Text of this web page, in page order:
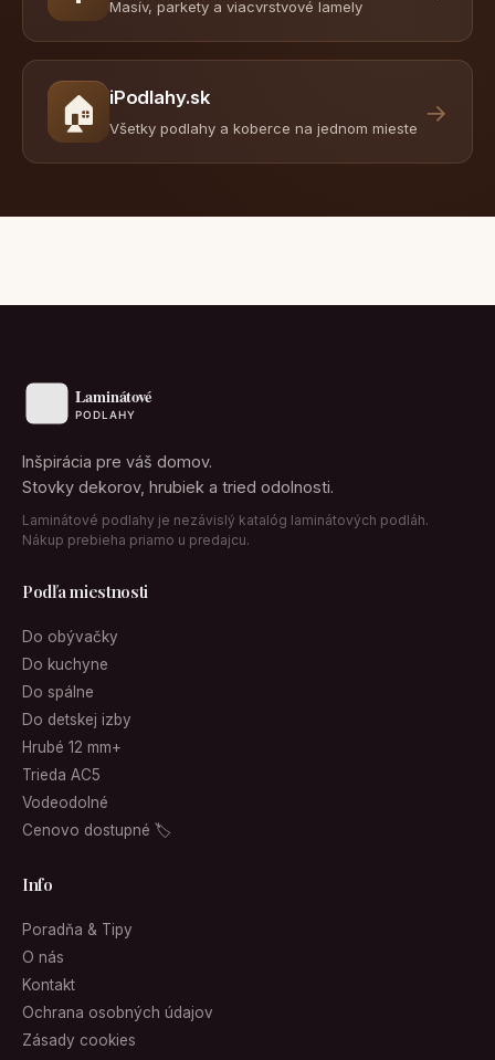
Masív, parkety a viacvrstvové lamely
🏠 iPodlahy.sk
Všetky podlahy a koberce na jednom mieste
→
Inšpirácia pre váš domov.
Stovky dekorov, hrubiek a tried odolnosti.
Laminátové podlahy je nezávislý katalóg laminátových podláh.
Nákup prebieha priamo u predajcu.
Podľa miestnosti
Do obývačky
Do kuchyne
Do spálne
Do detskej izby
Hrubé 12 mm+
Trieda AC5
Vodeodolné
Cenovo dostupné 🏷
Info
Poradňa & Tipy
O nás
Kontakt
Ochrana osobných údajov
Zásady cookies